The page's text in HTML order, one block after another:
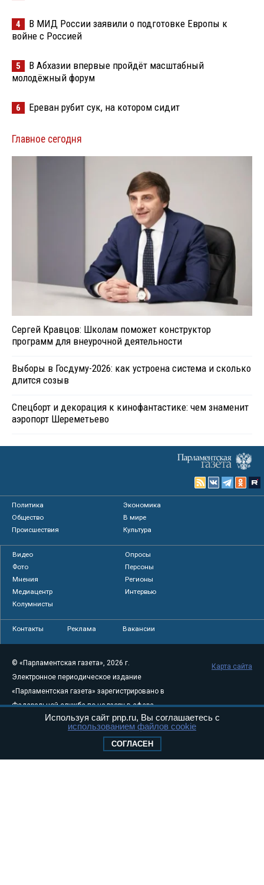
4
В МИД России заявили о подготовке Европы к
войне с Россией
5
В Абхазии впервые пройдёт масштабный
молодёжный форум
6 Ереван рубит сук, на котором сидит
Главное сегодня
Сергей Кравцов: Школам поможет конструктор
программ для внеурочной деятельности
Выборы в Госдуму-2026: как устроена система и сколько
длится созыв
Спецборт и декорация к кинофантастике: чем знаменит
аэропорт Шереметьево
Политика
Экономика
Общество
В мире
Происшествия
Культура
Видео
Опросы
Фото
Персоны
Мнения
Регионы
Медиацентр
Интервью
Колумнисты
Контакты Реклама Вакансии
© «Парламентская газета», 2026 г.
Электронное периодическое издание
«Парламентская газета» зарегистрировано в
Федеральной службе по надзору в сфере
связи, информационных технологий и
массовых коммуникаций (Роскомнадзор) 05
Свидетельство о регистрации Эл № ФС77-
Карта сайта
Используя сайт pnp.ru, Вы соглашаетесь с
использованием файлов cookie
СОГЛАСЕН